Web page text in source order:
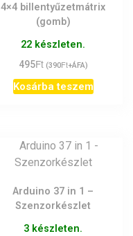
4×4 billentyűzetmátrix
(gomb)
22 készleten.
495Ft (390Ft+ÁFA)
Kosárba teszem
Arduino 37 in 1 –
Szenzorkészlet
3 készleten.